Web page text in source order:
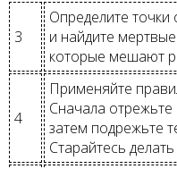
3
Определите
и найдите
которые мешают
4
Применяйте
Сначала
затем подрежьте
Старайтесь